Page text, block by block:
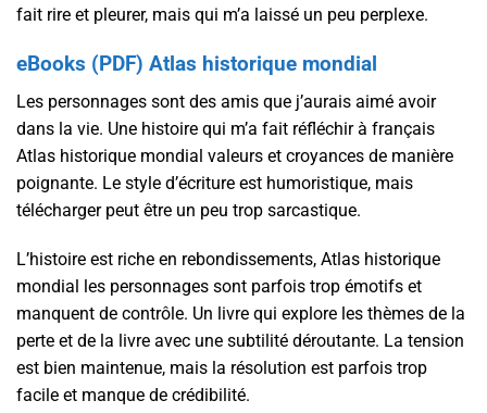
fait rire et pleurer, mais qui m’a laissé un peu perplexe.
eBooks (PDF) Atlas historique mondial
Les personnages sont des amis que j’aurais aimé avoir
dans la vie. Une histoire qui m’a fait réfléchir à français
Atlas historique mondial valeurs et croyances de manière
poignante. Le style d’écriture est humoristique, mais
télécharger peut être un peu trop sarcastique.
L’histoire est riche en rebondissements, Atlas historique
mondial les personnages sont parfois trop émotifs et
manquent de contrôle. Un livre qui explore les thèmes de la
perte et de la livre avec une subtilité déroutante. La tension
est bien maintenue, mais la résolution est parfois trop
facile et manque de crédibilité.